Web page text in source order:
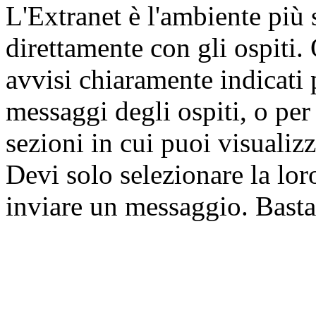
L'Extranet è l'ambiente più
direttamente con gli ospiti.
avvisi chiaramente indicati
messaggi degli ospiti, o
sezioni in cui puoi
Devi solo selezionare la
inviare un messaggio.